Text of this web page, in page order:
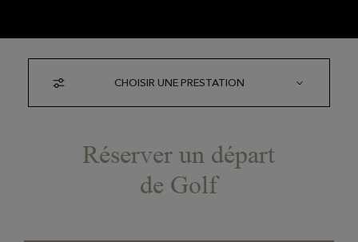
CHOISIR UNE PRESTATION
Réserver un départ
de Golf